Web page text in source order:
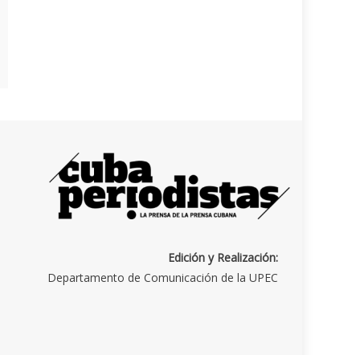
Edición y Realización:
Departamento de Comunicación de la UPEC